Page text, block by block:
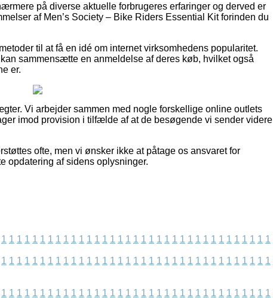
på diverse aktuelle forbrugeres erfaringer og derved er
af Men’s Society – Bike Riders Essential Kit forinden du
til at få en idé om internet virksomhedens popularitet.
sammensætte en anmeldelse af deres køb, hvilket også
er.
Vi arbejder sammen med nogle forskellige online outlets
imod provision i tilfælde af at de besøgende vi sender videre
ofte, men vi ønsker ikke at påtage os ansvaret for
opdatering af sidens oplysninger.
1 1 1 1 1 1 1 1 1 1 1 1 1 1 1 1 1 1 1 1 1 1 1 1 1 1 1 1 1 1 1 1 1 1 1
1 1 1 1 1 1 1 1 1 1 1 1 1 1 1 1 1 1 1 1 1 1 1 1 1 1 1 1 1 1 1 1 1 1 1
1 1 1 1 1 1 1 1 1 1 1 1 1 1 1 1 1 1 1 1 1 1 1 1 1 1 1 1 1 1 1 1 1 1 1